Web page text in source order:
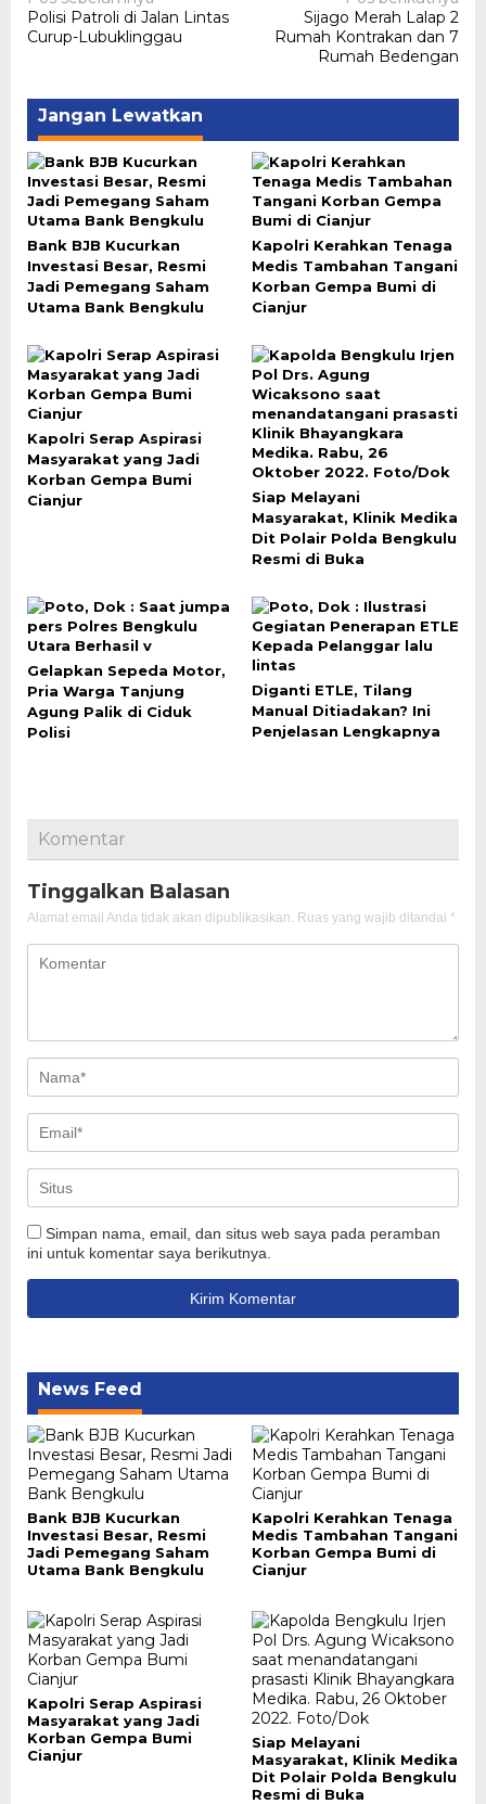
pos
Polisi Patroli di Jalan Lintas
Curup-Lubuklinggau
Sijago Merah Lalap 2
Rumah Kontrakan dan 7
Rumah Bedengan
Jangan Lewatkan
Bank BJB Kucurkan
Investasi Besar, Resmi
Jadi Pemegang Saham
Utama Bank Bengkulu
Kapolri Kerahkan Tenaga
Medis Tambahan Tangani
Korban Gempa Bumi di
Cianjur
Kapolri Serap Aspirasi
Masyarakat yang Jadi
Korban Gempa Bumi
Cianjur
Siap Melayani
Masyarakat, Klinik Medika
Dit Polair Polda Bengkulu
Resmi di Buka
Gelapkan Sepeda Motor,
Pria Warga Tanjung
Agung Palik di Ciduk
Polisi
Diganti ETLE, Tilang
Manual Ditiadakan? Ini
Penjelasan Lengkapnya
Komentar
Tinggalkan Balasan
Alamat email Anda tidak akan dipublikasikan. Ruas yang wajib ditandai *
Simpan nama, email, dan situs web saya pada peramban
ini untuk komentar saya berikutnya.
News Feed
Bank BJB Kucurkan
Investasi Besar, Resmi
Jadi Pemegang Saham
Utama Bank Bengkulu
Kapolri Kerahkan Tenaga
Medis Tambahan Tangani
Korban Gempa Bumi di
Cianjur
Kapolri Serap Aspirasi
Masyarakat yang Jadi
Korban Gempa Bumi
Cianjur
Siap Melayani
Masyarakat, Klinik Medika
Dit Polair Polda Bengkulu
Resmi di Buka